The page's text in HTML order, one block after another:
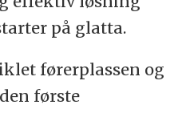
på glatta.
førerplassen og
første